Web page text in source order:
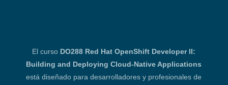
El curso DO288 Red Hat OpenShift Developer II:
Building and Deploying Cloud-Native Applications
está diseñado para desarrolladores y profesionales de